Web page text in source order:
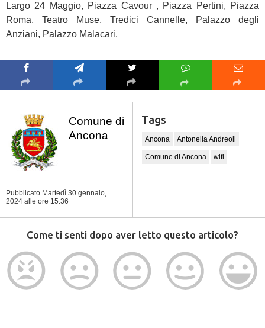
Largo 24 Maggio, Piazza Cavour , Piazza Pertini, Piazza
Roma, Teatro Muse, Tredici Cannelle, Palazzo degli
Anziani, Palazzo Malacari.
Comune di
Ancona
Pubblicato Martedì 30 gennaio,
2024 alle ore 15:36
Tags
Ancona Antonella Andreoli
Comune di Ancona wifi
Come ti senti dopo aver letto questo articolo?